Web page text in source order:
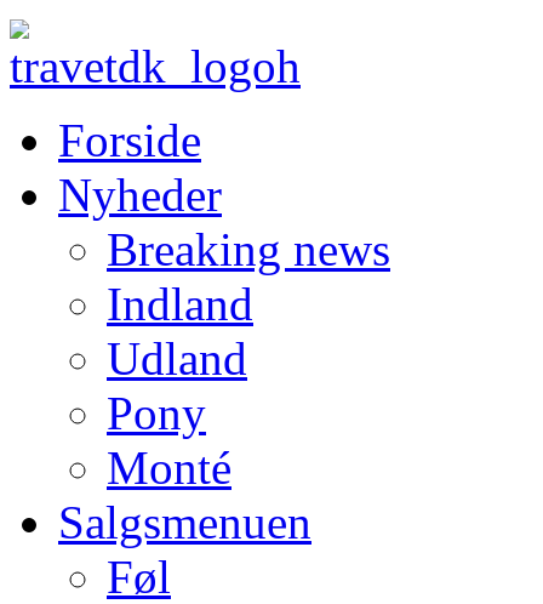
Forside
Nyheder
Breaking news
Indland
Udland
Pony
Monté
Salgsmenuen
Føl